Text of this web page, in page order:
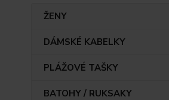
ŽENY
DÁMSKÉ KABELKY
PLÁŽOVÉ TAŠKY
BATOHY / RUKSAKY